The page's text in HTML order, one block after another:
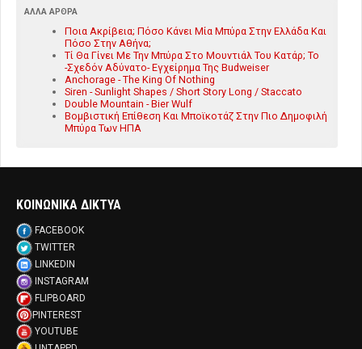
ΆΛΛΑ ΆΡΘΡΑ
Ποια Ακρίβεια; Πόσο Κάνει Μία Μπύρα Στην Ελλάδα Και
Πόσο Στην Αθήνα;
Τί Θα Γίνει Με Την Μπύρα Στο Μουντιάλ Του Κατάρ; Το
-Σχεδόν Αδύνατο- Εγχείρημα Της Budweiser
Anchorage - The King Of Nothing
Siren - Sunlight Shapes / Short Story Long / Staccato
Double Mountain - Bier Wulf
Βομβιστική Επίθεση Και Μποϊκοτάζ Στην Πιο Δημοφιλή
Μπύρα Των ΗΠΑ
ΚΟΙΝΩΝΙΚΑ ΔΙΚΤΥΑ
FACEBOOK
TWITTER
LINKEDIN
INSTAGRAM
FLIPBOARD
PINTEREST
YOUTUBE